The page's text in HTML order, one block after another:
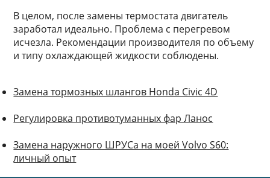
В целом, после замены термостата двигатель
заработал идеально. Проблема с перегревом
исчезла. Рекомендации производителя по объему
и типу охлаждающей жидкости соблюдены.
Замена тормозных шлангов Honda Civic 4D
Регулировка противотуманных фар Ланос
Замена наружного ШРУСа на моей Volvo S60:
личный опыт